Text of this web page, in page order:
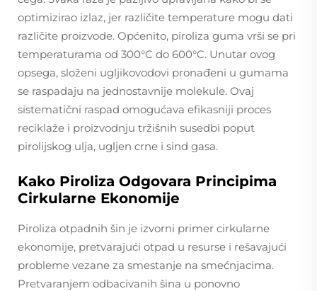
optimizirao izlaz, jer različite temperature mogu dati
različite proizvode. Općenito, piroliza guma vrši se pri
temperaturama od 300°C do 600°C. Unutar ovog
opsega, složeni ugljikovodovi pronađeni u gumama
se raspadaju na jednostavnije molekule. Ovaj
sistematični raspad omogućava efikasniji proces
reciklaže i proizvodnju tržišnih susedbi poput
pirolijskog ulja, ugljen crne i sind gasa.
Kako Piroliza Odgovara Principima
Cirkularne Ekonomije
Piroliza otpadnih šin je izvorni primer cirkularne
ekonomije, pretvarajući otpad u resurse i rešavajući
probleme vezane za smestanje na smećnjacima.
Pretvaranjem odbacivanih šina u ponovno